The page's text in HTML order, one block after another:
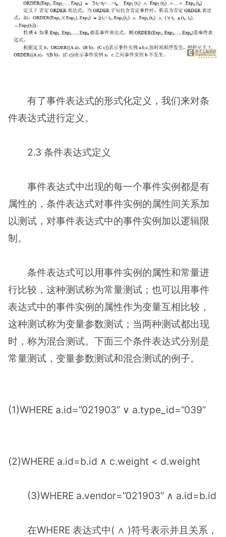
有了事件表达式的形式化定义，我们来对条
件表达式进行定义。
2.3 条件表达式定义
事件表达式中出现的每一个事件实例都是有
属性的，条件表达式对事件实例的属性间关系加
以测试，对事件表达式中的事件实例加以逻辑限
制。
条件表达式可以用事件实例的属性和常量进
行比较，这种测试称为常量测试；也可以用事件
表达式中的事件实例的属性作为变量互相比较，
这种测试称为变量参数测试；当两种测试都出现
时，称为混合测试。下面三个条件表达式分别是
常量测试，变量参数测试和混合测试的例子。
(1)WHERE a.id=”021903” ∨ a.type_id=”039”
(2)WHERE a.id=b.id ∧ c.weight < d.weight
(3)WHERE a.vendor=”021903” ∧ a.id=b.id
在WHERE 表达式中( ∧ )符号表示并且关系，